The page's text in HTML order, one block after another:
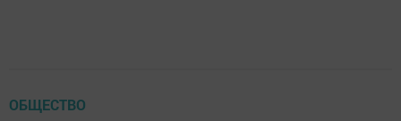
ОБЩЕСТВО